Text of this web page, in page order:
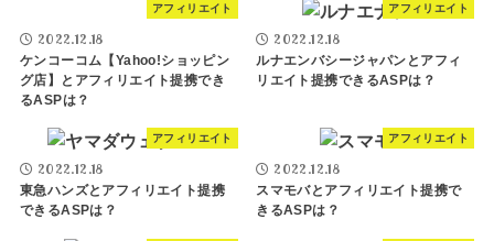
アフィリエイト
2022.12.18
ケンコーコム【Yahoo!ショッピン
グ店】とアフィリエイト提携でき
るASPは？
アフィリエイト
2022.12.18
ルナエンバシージャパンとアフィ
リエイト提携できるASPは？
アフィリエイト
2022.12.18
東急ハンズとアフィリエイト提携
できるASPは？
アフィリエイト
2022.12.18
スマモバとアフィリエイト提携で
きるASPは？